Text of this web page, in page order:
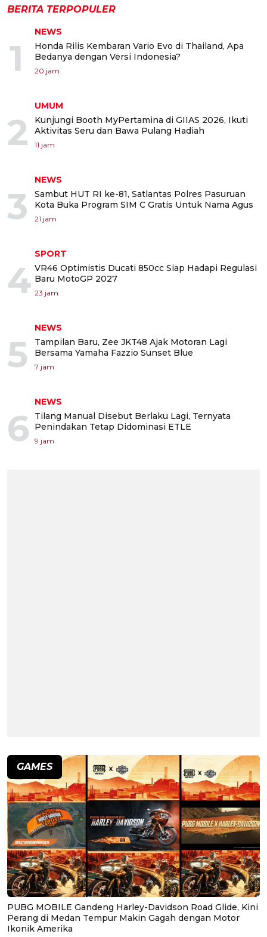
BERITA TERPOPULER
1
NEWS
Honda Rilis Kembaran Vario Evo di Thailand, Apa
Bedanya dengan Versi Indonesia?
20 jam
2
UMUM
Kunjungi Booth MyPertamina di GIIAS 2026, Ikuti
Aktivitas Seru dan Bawa Pulang Hadiah
11 jam
3
NEWS
Sambut HUT RI ke-81, Satlantas Polres Pasuruan
Kota Buka Program SIM C Gratis Untuk Nama Agus
21 jam
4
SPORT
VR46 Optimistis Ducati 850cc Siap Hadapi Regulasi
Baru MotoGP 2027
23 jam
5
NEWS
Tampilan Baru, Zee JKT48 Ajak Motoran Lagi
Bersama Yamaha Fazzio Sunset Blue
7 jam
6
NEWS
Tilang Manual Disebut Berlaku Lagi, Ternyata
Penindakan Tetap Didominasi ETLE
9 jam
GAMES
PUBG MOBILE Gandeng Harley-Davidson Road Glide, Kini
Perang di Medan Tempur Makin Gagah dengan Motor
Ikonik Amerika